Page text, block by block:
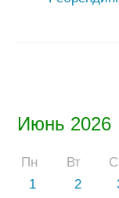
Июнь 2026
Пн Вт
1
2